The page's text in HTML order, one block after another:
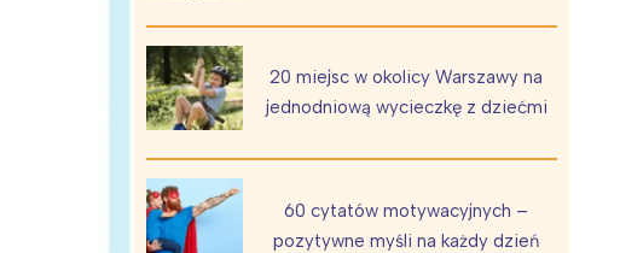
20 miejsc w okolicy Warszawy na
jednodniową wycieczkę z dziećmi
60 cytatów motywacyjnych –
pozytywne myśli na każdy dzień